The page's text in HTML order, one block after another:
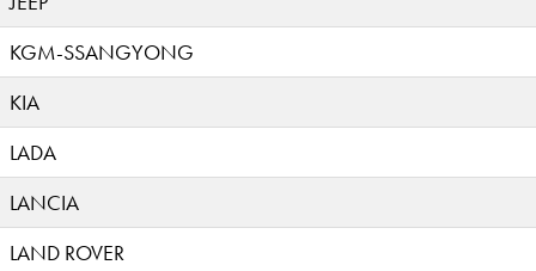
KGM-SSANGYONG
KIA
LADA
LANCIA
LAND ROVER